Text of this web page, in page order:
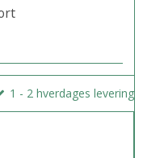
1 - 2 hverdages levering